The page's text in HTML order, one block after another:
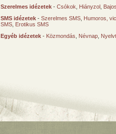
Szerelmes idézetek - Csókok Hiányzol
SMS idézetek - Szerelmes SMS Humoros,
SMS Erotikus SMS
Egyéb idézetek - Közmondás Névnap